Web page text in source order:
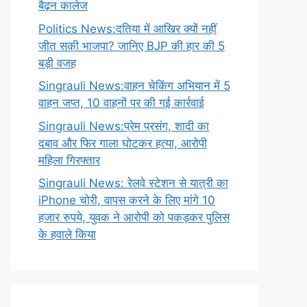
बैढ़न कालेज
Politics News:दतिया में आखिर क्यों नहीं
जीत सकी भाजपा? जानिए BJP की हार की 5
बड़ी वजह
Singrauli News:वाहन चेकिंग अभियान में 5
वाहन जप्त, 10 वाहनों पर की गई कार्रवाई
Singrauli News:प्रेम प्रसंग, शादी का
दबाव और फिर गाला घोटकर हत्या, आरोपी
महिला गिरफ्तार
Singrauli News: रेलवे स्टेशन से यात्री का
iPhone चोरी, वापस करने के लिए मांगे 10
हजार रुपये, युवक ने आरोपी को पकड़कर पुलिस
के हवाले किया